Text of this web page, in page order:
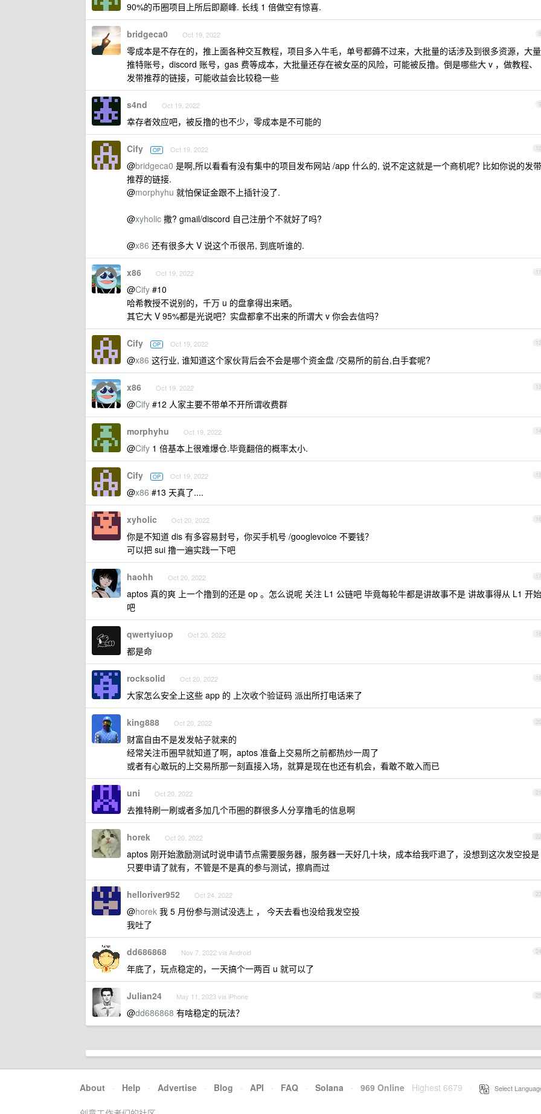
90%的币圈项目上所后即巅峰. 长线 1 倍做空有惊喜.
8
bridgeca0 Oct 19, 2022
零成本是不存在的，推上面各种交互教程，项目多入牛毛，单号都薅不过来，大批量的话涉及到很多资源，大量
推特账号，discord 账号，gas 费等成本，大批量还存在被女巫的风险，可能被反撸。倒是哪些大 v ，做教程、
发带推荐的链接，可能收益会比较稳一些
9
s4nd Oct 19, 2022
幸存者效应吧，被反撸的也不少，零成本是不可能的
10
Cify OP Oct 19, 2022
@bridgeca0 是啊,所以看看有没有集中的项目发布网站 /app 什么的, 说不定这就是一个商机呢? 比如你说的发带
推荐的链接.
@morphyhu 就怕保证金跟不上插针没了.
@xyholic 撒? gmail/discord 自己注册个不就好了吗?
@x86 还有很多大 V 说这个币很吊, 到底听谁的.
11
x86 Oct 19, 2022
@Cify #10
哈希教授不说别的，千万 u 的盘拿得出来晒。
其它大 V 95%都是光说吧？实盘都拿不出来的所谓大 v 你会去信吗？
12
Cify OP Oct 19, 2022
@x86 这行业, 谁知道这个家伙背后会不会是哪个资金盘 /交易所的前台,白手套呢?
13
x86 Oct 19, 2022
@Cify #12 人家主要不带单不开所谓收费群
14
morphyhu Oct 19, 2022
@Cify 1 倍基本上很难爆仓.毕竟翻倍的概率太小.
15
Cify OP Oct 19, 2022
@x86 #13 天真了....
16
xyholic Oct 20, 2022
你是不知道 dis 有多容易封号，你买手机号 /googlevoice 不要钱？
可以把 sui 撸一遍实践一下吧
17
haohh Oct 20, 2022
aptos 真的爽 上一个撸到的还是 op 。怎么说呢 关注 L1 公链吧 毕竟每轮牛都是讲故事不是 讲故事得从 L1 开始
吧
18
qwertyiuop Oct 20, 2022
都是命
19
rocksolid Oct 20, 2022
大家怎么安全上这些 app 的 上次收个验证码 派出所打电话来了
20
king888 Oct 20, 2022
财富自由不是发发帖子就来的
经常关注币圈早就知道了啊，aptos 准备上交易所之前都热炒一周了
或者有心敢玩的上交易所那一刻直接入场，就算是现在也还有机会，看敢不敢入而已
21
uni Oct 20, 2022
去推特刷一刷或者多加几个币圈的群很多人分享撸毛的信息啊
22
horek Oct 20, 2022
aptos 刚开始激励测试时说申请节点需要服务器，服务器一天好几十块，成本给我吓退了，没想到这次发空投是
只要申请了就有，不管是不是真的参与测试，擦肩而过
23
helloriver952 Oct 24, 2022
@horek 我 5 月份参与测试没选上 ， 今天去看也没给我发空投
我吐了
24
dd686868 Nov 7, 2022 via Android
年底了，玩点稳定的，一天搞个一两百 u 就可以了
25
Julian24 May 11, 2023 via iPhone
@dd686868 有啥稳定的玩法？
About · Help · Advertise · Blog · API · FAQ · Solana · 969 Online Highest 6679 Select